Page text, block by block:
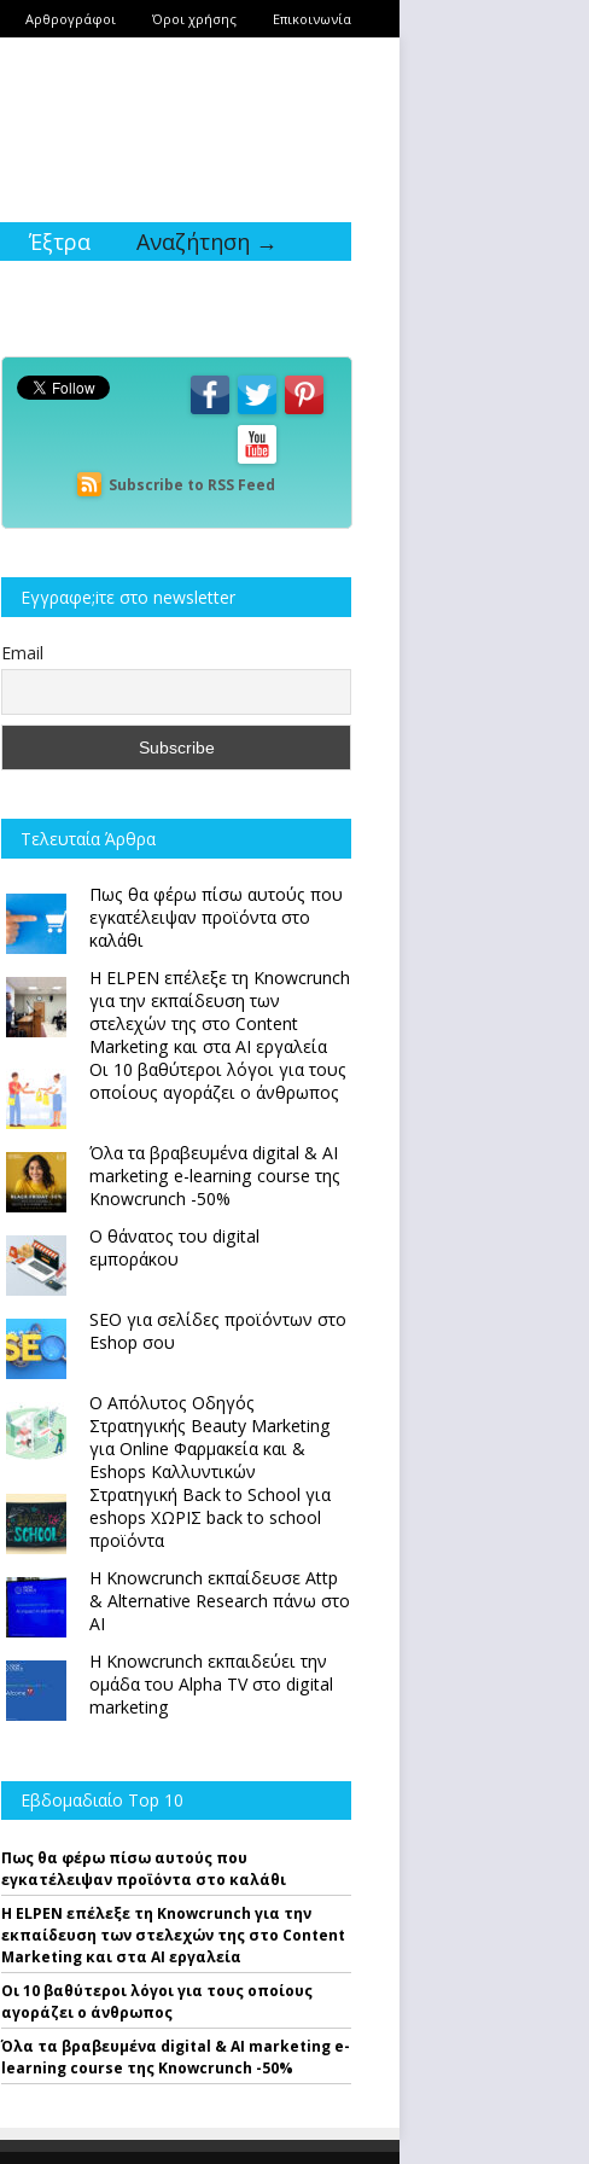
Αρθρογράφοι Όροι χρήσης Επικοινωνία
Έξτρα Αναζήτηση →
Subscribe to RSS Feed
Εγγραφe;iτε στο newsletter
Email
Τελευταία Άρθρα
Πως θα φέρω πίσω αυτούς που
εγκατέλειψαν προϊόντα στο
καλάθι
Η ELPEN επέλεξε τη Knowcrunch
για την εκπαίδευση των
στελεχών της στο Content
Marketing και στα AI εργαλεία
Οι 10 βαθύτεροι λόγοι για τους
οποίους αγοράζει ο άνθρωπος
Όλα τα βραβευμένα digital & AI
marketing e-learning course της
Knowcrunch -50%
Ο θάνατος του digital
εμποράκου
SEO για σελίδες προϊόντων στο
Eshop σου
Ο Απόλυτoς Οδηγός
Στρατηγικής Beauty Marketing
για Online Φαρμακεία και &
Eshops Καλλυντικών
Στρατηγική Back to School για
eshops ΧΩΡΙΣ back to school
προϊόντα
Η Knowcrunch εκπαίδευσε Attp
& Alternative Research πάνω στο
ΑΙ
Η Knowcrunch εκπαιδεύει την
ομάδα του Alpha TV στο digital
marketing
Εβδομαδιαίο Top 10
Πως θα φέρω πίσω αυτούς που
εγκατέλειψαν προϊόντα στο καλάθι
Η ELPEN επέλεξε τη Knowcrunch για την
εκπαίδευση των στελεχών της στο Content
Marketing και στα AI εργαλεία
Οι 10 βαθύτεροι λόγοι για τους οποίους
αγοράζει ο άνθρωπος
Όλα τα βραβευμένα digital & AI marketing e-
learning course της Knowcrunch -50%